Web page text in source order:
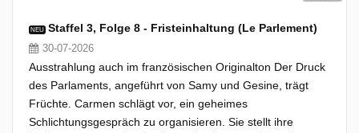
NEU Staffel 3, Folge 8 - Fristeinhaltung (Le Parlement)
30-07-2026
Ausstrahlung auch im französischen Originalton Der Druck
des Parlaments, angeführt von Samy und Gesine, trägt
Früchte. Carmen schlägt vor, ein geheimes
Schlichtungsgespräch zu organisieren. Sie stellt ihre